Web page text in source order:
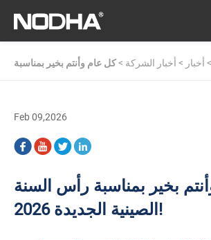
> أخبار > أخبار الشركة >كل عام وأنتم بخير بمناسبة
Feb 09,2026
بخير بمناسبة رأس السنة
الصينية الجديدة 2026!